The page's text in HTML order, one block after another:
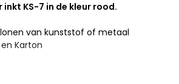
KS-7 in de kleur rood.
van kunststof of metaal
Karton